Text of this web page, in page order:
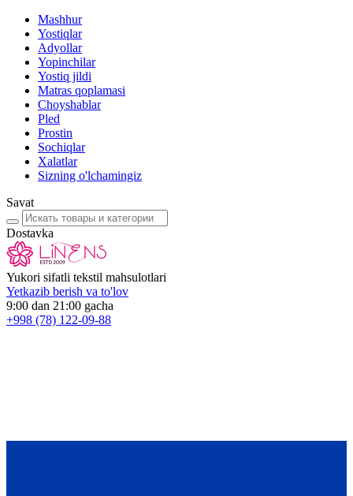
Mashhur
Yostiqlar
Adyollar
Yopinchilar
Yostiq jildi
Matras qoplamasi
Choyshablar
Pled
Prostin
Sochiqlar
Xalatlar
Sizning o'lchamingiz
Savat
Dostavka
Yukori sifatli tekstil mahsulotlari
Yetkazib berish va to'lov
9:00 dan 21:00 gacha
+998 (78) 122-09-88